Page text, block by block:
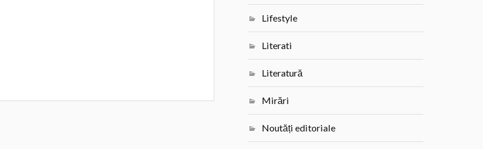
Lifestyle
Literati
Literatură
Mirări
Noutăți editoriale